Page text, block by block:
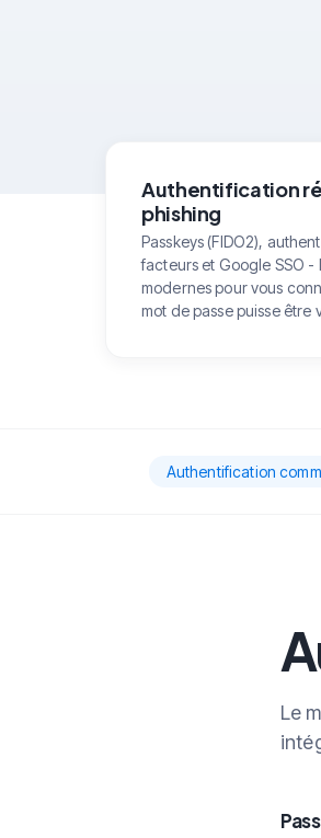
Authentification
phishing
Passkeys (FIDO2),
facteurs et Google SSO -
modernes pour vous
mot de passe puisse être
Authentification
Le